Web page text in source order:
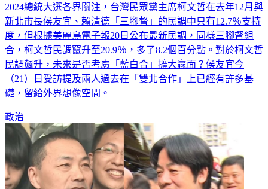
2024總統大選各界關注，台灣民眾黨主席柯文哲在去年12月與
新北市長侯友宜、賴清德「三腳督」的民調中只有12.7％支持
度，但根據美麗島電子報20日公布最新民調，同樣三腳督組
合，柯文哲民調竄升至20.9％，多了8.2個百分點。對於柯文哲
民調飆升，未來是否考慮「藍白合」擴大贏面？侯友宜今
（21）日受訪提及兩人過去在「雙北合作」上已經有許多基
政治